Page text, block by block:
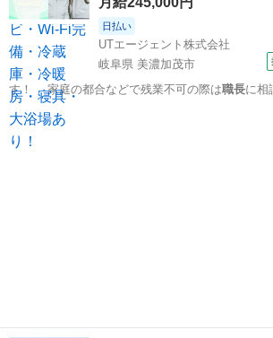
日払い
UTエージェント株式会社
岐阜県 美濃加茂市
す！ 家庭の都合などで残業不可の際は職長に相
細については…
岐阜